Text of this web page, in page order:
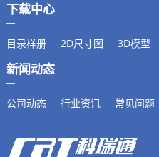
下载中心
目录样册 2D尺寸图 3D模型
新闻动态
公司动态 行业资讯 常见问题